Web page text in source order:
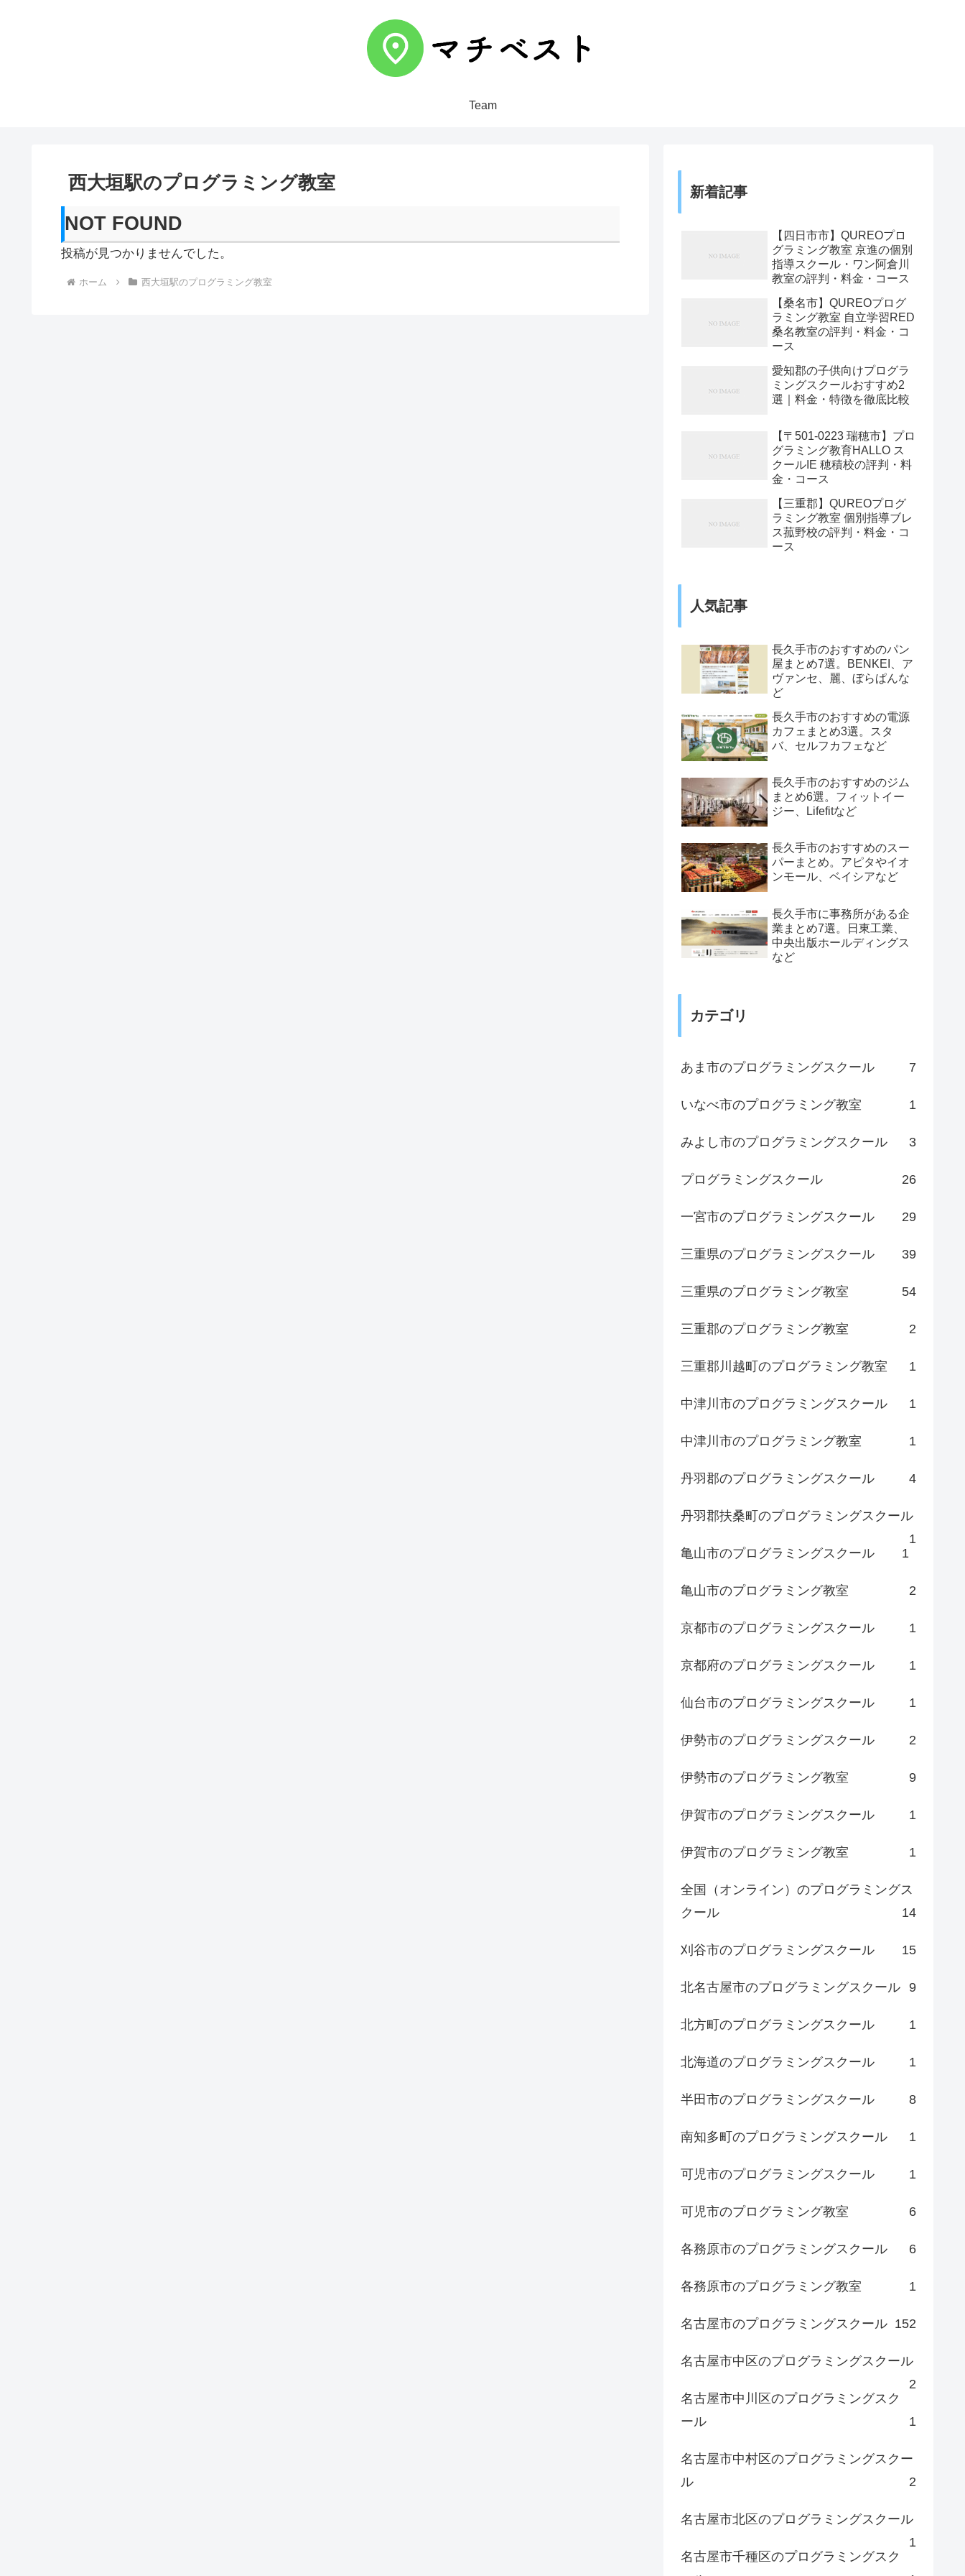
Team
西大垣駅のプログラミング教室
NOT FOUND
投稿が見つかりませんでした。
ホーム 西大垣駅のプログラミング教室
新着記事
【四日市市】QUREOプロ
グラミング教室 京進の個別
指導スクール・ワン阿倉川
教室の評判・料金・コース
【桑名市】QUREOプログ
ラミング教室 自立学習RED
桑名教室の評判・料金・コ
ース
愛知郡の子供向けプログラ
ミングスクールおすすめ2
選｜料金・特徴を徹底比較
【〒501-0223 瑞穂市】プロ
グラミング教育HALLO ス
クールIE 穂積校の評判・料
金・コース
【三重郡】QUREOプログ
ラミング教室 個別指導ブレ
ス菰野校の評判・料金・コ
ース
人気記事
長久手市のおすすめのパン
屋まとめ7選。BENKEI、ア
ヴァンセ、麗、ぼらぱんな
ど
長久手市のおすすめの電源
カフェまとめ3選。スタ
バ、セルフカフェなど
長久手市のおすすめのジム
まとめ6選。フィットイー
ジー、Lifefitなど
長久手市のおすすめのスー
パーまとめ。アピタやイオ
ンモール、ベイシアなど
長久手市に事務所がある企
業まとめ7選。日東工業、
中央出版ホールディングス
など
カテゴリ
あま市のプログラミングスクール 7
いなべ市のプログラミング教室 1
みよし市のプログラミングスクール 3
プログラミングスクール 26
一宮市のプログラミングスクール 29
三重県のプログラミングスクール 39
三重県のプログラミング教室 54
三重郡のプログラミング教室 2
三重郡川越町のプログラミング教室 1
中津川市のプログラミングスクール 1
中津川市のプログラミング教室 1
丹羽郡のプログラミングスクール 4
丹羽郡扶桑町のプログラミングスクール
1
亀山市のプログラミングスクール
1
亀山市のプログラミング教室 2
京都市のプログラミングスクール 1
京都府のプログラミングスクール 1
仙台市のプログラミングスクール 1
伊勢市のプログラミングスクール 2
伊勢市のプログラミング教室 9
伊賀市のプログラミングスクール 1
伊賀市のプログラミング教室 1
全国（オンライン）のプログラミングス
クール
14
刈谷市のプログラミングスクール 15
北名古屋市のプログラミングスクール 9
北方町のプログラミングスクール 1
北海道のプログラミングスクール 1
半田市のプログラミングスクール 8
南知多町のプログラミングスクール 1
可児市のプログラミングスクール 1
可児市のプログラミング教室 6
各務原市のプログラミングスクール 6
各務原市のプログラミング教室 1
名古屋市のプログラミングスクール 152
名古屋市中区のプログラミングスクール
2
名古屋市中川区のプログラミングスク
ール
1
名古屋市中村区のプログラミングスクー
ル
2
名古屋市北区のプログラミングスクール
1
名古屋市千種区のプログラミングスク